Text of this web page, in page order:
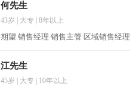
何先生
43岁 | 大专 | 8年以上
期望 销售经理 销售主管 区域销售经理
江先生
45岁 | 大专 | 10年以上